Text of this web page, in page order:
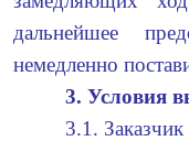
дальнейшее
немедленно
3. Условия
3.1. Заказчик